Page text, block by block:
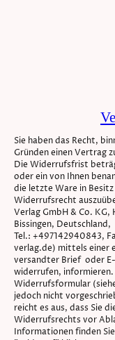
Sie haben das Recht,
Gründen einen Vertrag
Die Widerrufsfrist
oder ein von Ihnen
die letzte Ware in
Widerrufsrecht
Verlag GmbH & Co.
Bissingen, Deutschland,
Tel.: +497142940843,
verlag.de) mittels einer
versandter Brief oder
widerrufen,
Widerrufsformular
jedoch nicht
reicht es aus, dass Sie
Widerrufsrechts vor
Informationen finden